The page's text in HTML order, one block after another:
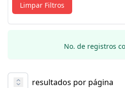
Limpar Filtros
No. de registros
resultados por página